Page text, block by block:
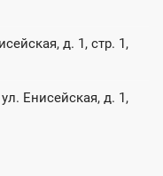
д. 1, стр. 1,
Енисейская, д. 1,